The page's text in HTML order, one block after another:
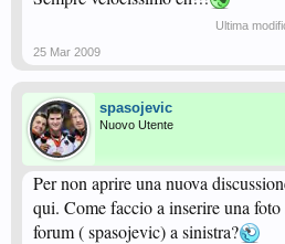
Ultima
25 Mar 2009
spasojevic
Nuovo Utente
Per non aprire una nuova
qui. Come faccio a inserire una
forum ( spasojevic) a sinistra?